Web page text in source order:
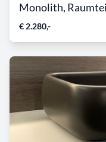
Monolith,
€ 2.280,-